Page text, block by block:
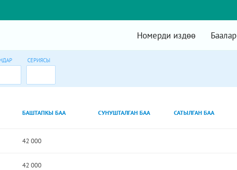
Номерди издөө Баалар
СЕРИЯСЫ
БАШТАПКЫ БАА СУНУШТАЛГАН БАА САТЫЛГАН БАА
42 000
42 000